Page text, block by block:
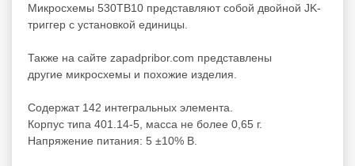
Микросхемы 530ТВ10 представляют собой двойной JK-
триггер с установкой единицы.
Также на сайте zapadpribor.com представлены
другие микросхемы и похожие изделия.
Содержат 142 интегральных элемента.
Корпус типа 401.14-5, масса не более 0,65 г.
Напряжение питания: 5 ±10% В.